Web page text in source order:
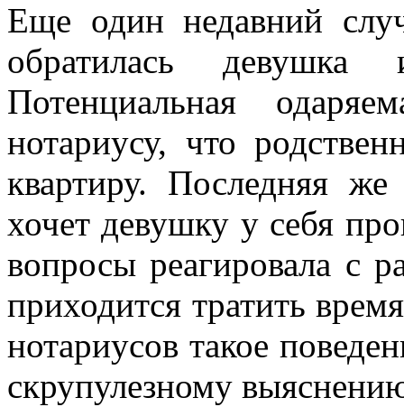
Еще один недавний
обратилась
Потенциальная
нотариусу, что
квартиру. Последняя же
хочет девушку у себя
вопросы реагировала с
приходится тратить
нотариусов такое
скрупулезному